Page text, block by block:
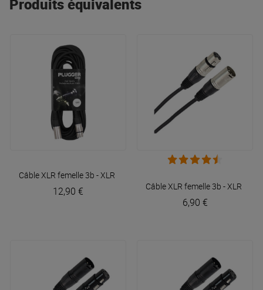
garantissent de hautes performances pour les DJ et la
Produits équivalents
Câble XLR femelle 3b - XLR mâle 3b 10m Easy
12,90 € Câble XLR femelle 3b - XLR
6,90 €